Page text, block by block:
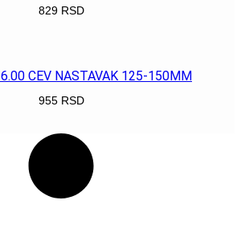
829 RSD
CEV NASTAVAK 125-150MM
955 RSD